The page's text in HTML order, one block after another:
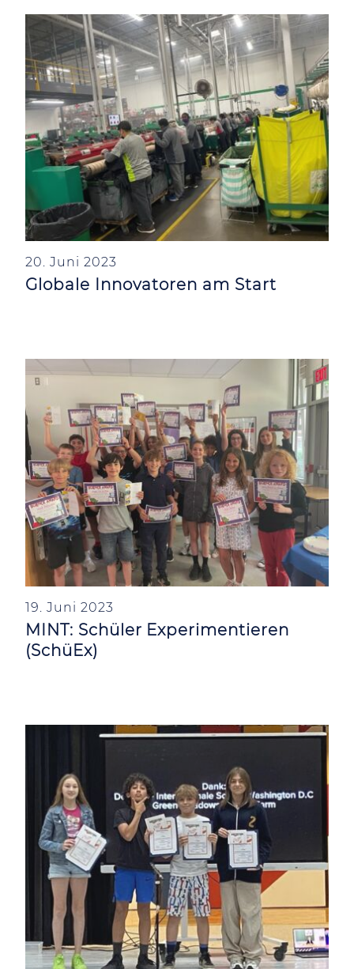
20. Juni 2023
Globale Innovatoren am Start
19. Juni 2023
MINT: Schüler Experimentieren
(SchüEx)